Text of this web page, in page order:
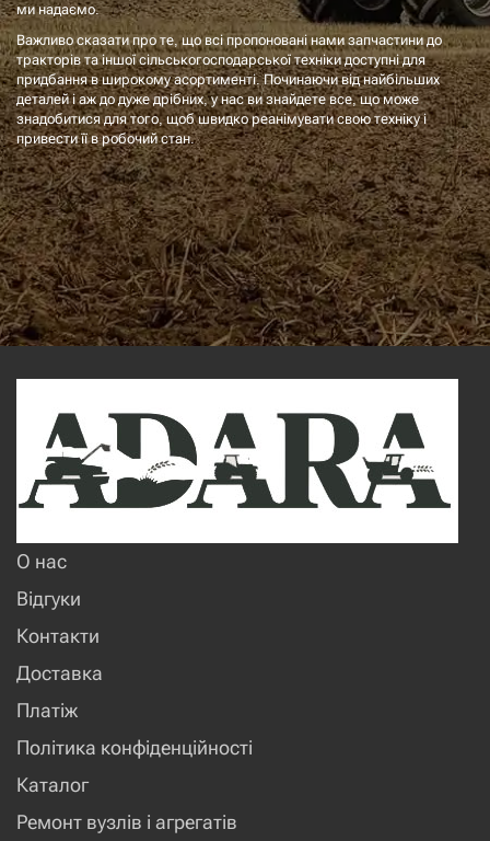
ми надаємо.
Важливо сказати про те, що всі пропоновані нами запчастини до
тракторів та іншої сільськогосподарської техніки доступні для
придбання в широкому асортименті. Починаючи від найбільших
деталей і аж до дуже дрібних, у нас ви знайдете все, що може
знадобитися для того, щоб швидко реанімувати свою техніку і
привести її в робочий стан.
О нас
Відгуки
Контакти
Доставка
Платіж
Політика конфіденційності
Каталог
Ремонт вузлів і агрегатів